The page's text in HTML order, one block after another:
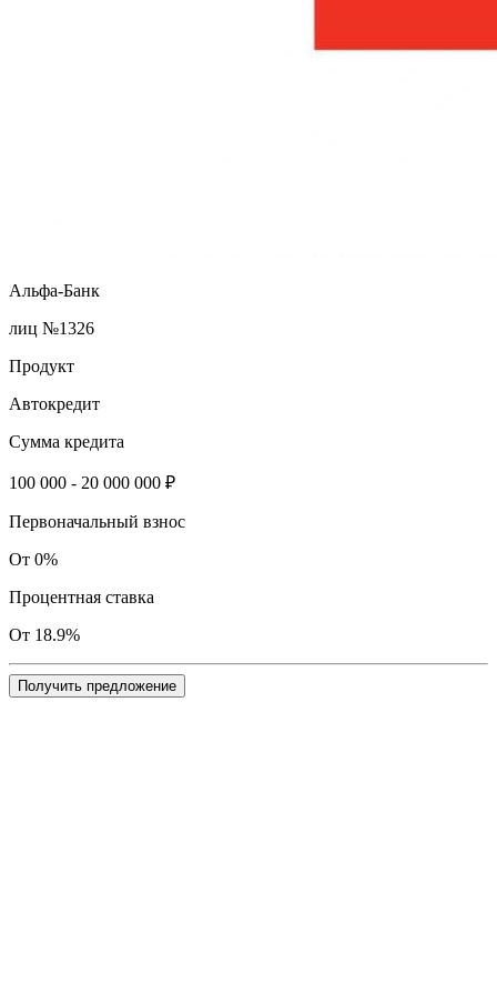
Альфа-Банк
лиц №1326
Продукт
Автокредит
Сумма кредита
100 000 - 20 000 000 ₽
Первоначальный взнос
От 0%
Процентная ставка
От 18.9%
Получить предложение